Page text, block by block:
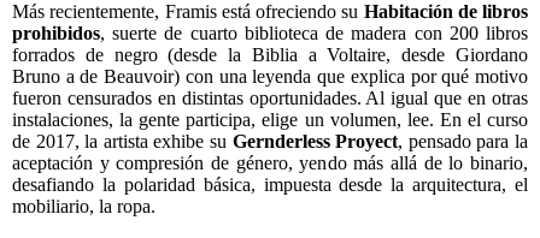
Más recientemente, Framis está ofreciendo su Habitación de libros
prohibidos, suerte de cuarto biblioteca de madera con 200 libros
forrados de negro (desde la Biblia a Voltaire, desde Giordano
Bruno a de Beauvoir) con una leyenda que explica por qué motivo
fueron censurados en distintas oportunidades. Al igual que en otras
instalaciones, la gente participa, elige un volumen, lee. En el curso
de 2017, la artista exhibe su Gernderless Proyect, pensado para la
aceptación y compresión de género, yendo más allá de lo binario,
desafiando la polaridad básica, impuesta desde la arquitectura, el
mobiliario, la ropa.